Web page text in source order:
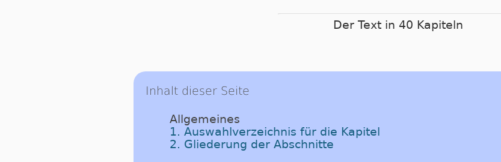
Der Text in 40 Kapiteln
Inhalt dieser Seite
Allgemeines
1. Auswahlverzeichnis für die Kapitel
2. Gliederung der Abschnitte